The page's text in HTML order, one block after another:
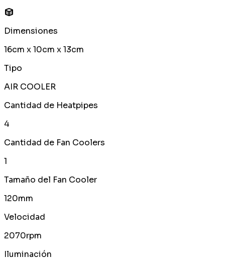
Dimensiones
16cm x 10cm x 13cm
Tipo
AIR COOLER
Cantidad de Heatpipes
4
Cantidad de Fan Coolers
1
Tamaño del Fan Cooler
120mm
Velocidad
2070rpm
Iluminación